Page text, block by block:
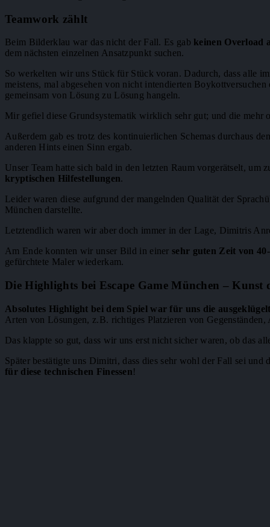
Teamwork zählt
Beim Bilderklau war das nicht der Fall. Es gab keinen Overload
dem nächsten einzelnen Ansatzpunkt suchen.
So werkelten wir uns Stück für Stück voran. Dadurch, dass alle
meistens, mal abgesehen von nicht intendierten
gemeinsam von Lösung zu Lösung hangeln.
Mir gefiel diese Grundsystematik wirklich sehr gut; und die mehr
Außerdem gab es trotz des kontinuierlichen Schemas durchaus
anderen Hints einen Sinn ergab.
Unser Team hatte sich bald in den letzten Raum vorgerätselt, um
kryptischen Hilfestellungen.
Leider waren diese aufgrund der mangelnden Qualität der
München darstellte.
Letztendlich waren wir aber doch immer in der Lage, Dimitris
Am Ende konnten wir unser Bild in einer sehr guten Zeit von
gefürchtete Maler wiederkam.
Die Highlights bei Escape Game München – Kunst
Absolutes Highlight bei dem Spiel war für uns die
Arten von Lösungen, z.B. richtiges Platzieren von
Das klappte so gut, dass wir uns erst nicht sicher waren, ob das
Später bestätigte uns Dimitri, dass dies sehr wohl der Fall sei
für diese technischen Finessen!